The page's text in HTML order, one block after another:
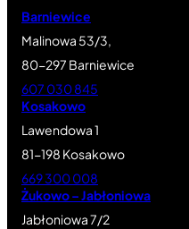
Barniewice
Malinowa 53/3,
80-297 Barniewice
607 030 845
Kosakowo
Lawendowa 1
81-198 Kosakowo
669 300 008
Żukowo – Jabłoniowa
Jabłoniowa 7/2